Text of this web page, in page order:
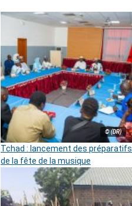
© (DR)
Tchad : lancement des préparatifs
de la fête de la musique